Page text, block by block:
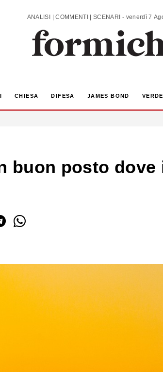
ANALISI | COMMENTI |
CHIESA DIFESA JAMES BOND
buon posto dove